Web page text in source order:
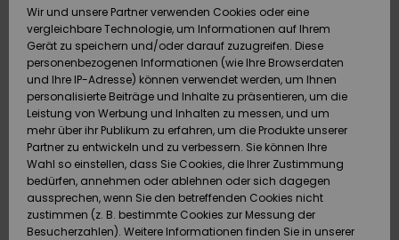
Schuhe&
Flip-Flops
Surf
Snow
Brandneu
Schuhe&
Flip-Flops
Surf
Snow
Brandneu
Highlights
Snow
SURF
Highlights
Community
SNOW
Snow Shop
Damen
Highlights
Community
DOPPELTER
RABATT
Outlet
Frauen
HILFE & KONTAKT
Retouren
Bezahlung
Geschenkkarte
Quiksilver
Freedom
Datenschutz
Wir und unsere Partner verwenden Cookies oder eine
vergleichbare Technologie, um Informationen auf Ihrem
Gerät zu speichern und/oder darauf zuzugreifen. Diese
personenbezogenen Informationen (wie Ihre Browserdaten
und Ihre IP-Adresse) können verwendet werden, um Ihnen
personalisierte Beiträge und Inhalte zu präsentieren, um die
Leistung von Werbung und Inhalten zu messen, und um
mehr über ihr Publikum zu erfahren, um die Produkte unserer
Partner zu entwickeln und zu verbessern. Sie können Ihre
Wahl so einstellen, dass Sie Cookies, die Ihrer Zustimmung
bedürfen, annehmen oder ablehnen oder sich dagegen
aussprechen, wenn Sie den betreffenden Cookies nicht
zustimmen (z. B. bestimmte Cookies zur Messung der
Besucherzahlen). Weitere Informationen finden Sie in unserer